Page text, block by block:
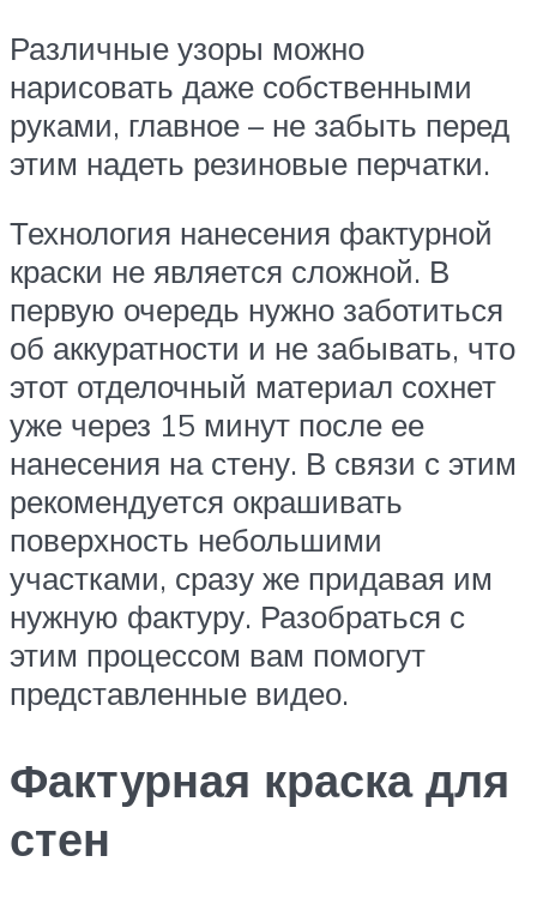
Различные узоры можно
нарисовать даже собственными
руками, главное – не забыть перед
этим надеть резиновые перчатки.
Технология нанесения фактурной
краски не является сложной. В
первую очередь нужно заботиться
об аккуратности и не забывать, что
этот отделочный материал сохнет
уже через 15 минут после ее
нанесения на стену. В связи с этим
рекомендуется окрашивать
поверхность небольшими
участками, сразу же придавая им
нужную фактуру. Разобраться с
этим процессом вам помогут
представленные видео.
Фактурная краска для
стен